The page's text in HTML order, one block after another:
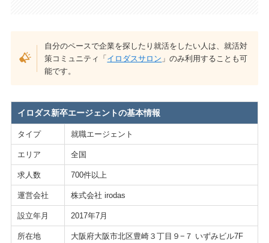
自分のペースで企業を探したり就活をしたい人は、就活対
策コミュニティ「イロダスサロン 」のみ利用することも可
能です。
イロダス新卒エージェントの基本情報
タイプ 就職エージェント
エリア 全国
求人数 700件以上
運営会社 株式会社 irodas
設立年月 2017年7月
所在地 大阪府大阪市北区豊崎３丁目９−７ いずみビル7F